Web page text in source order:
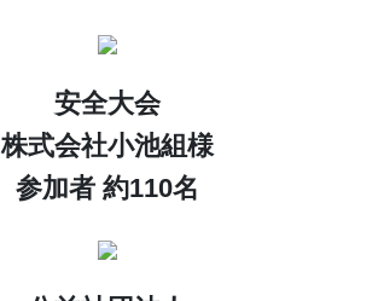
安全大会
株式会社小池組様
参加者 約110名